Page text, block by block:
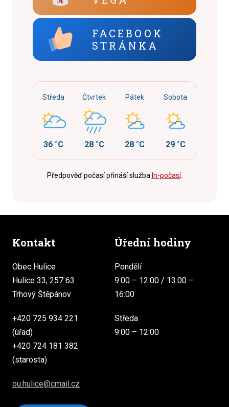
FACEBOOK
STRÁNKA
Středa
36 °C
Čtvrtek
28 °C
Pátek
28 °C
Sobota
29 °C
Předpověď počasí přináší služba In-počasí.
Kontakt
Obec Hulice
Hulice 33, 257 63
Trhový Štěpánov
+420 725 934 221
(úřad)
+420 724 181 382
(starosta)
ou.hulice@cmail.cz
Úřední hodiny
Pondělí
9:00 – 12:00 / 13:00 –
16:00
Středa
9:00 – 12:00